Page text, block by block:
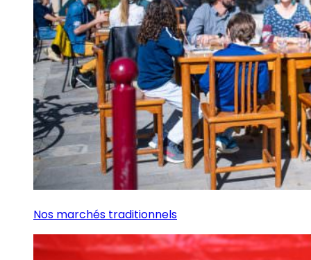
Nos marchés traditionnels